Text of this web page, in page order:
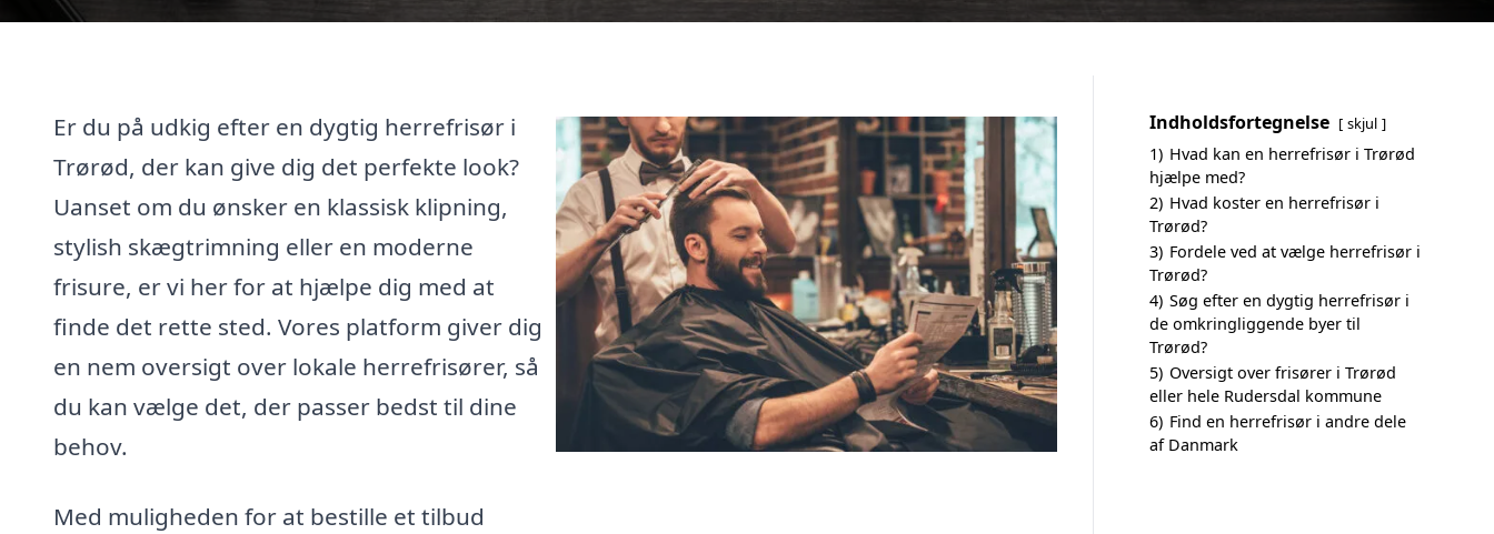
Er du på udkig efter en dygtig herrefrisør i
Trørød, der kan give dig det perfekte look?
Uanset om du ønsker en klassisk klipning,
stylish skægtrimning eller en moderne
frisure, er vi her for at hjælpe dig med at
finde det rette sted. Vores platform giver dig
en nem oversigt over lokale herrefrisører, så
du kan vælge det, der passer bedst til dine
behov.
Med muligheden for at bestille et tilbud
Indholdsfortegnelse skjul
1) Hvad kan en herrefrisør i Trørød
hjælpe med?
2) Hvad koster en herrefrisør i
Trørød?
3) Fordele ved at vælge herrefrisør i
Trørød?
4) Søg efter en dygtig herrefrisør i
de omkringliggende byer til
Trørød?
5) Oversigt over frisører i Trørød
eller hele Rudersdal kommune
6) Find en herrefrisør i andre dele
af Danmark